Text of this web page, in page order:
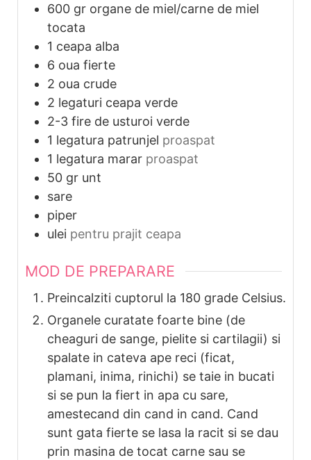
600 gr organe de miel/carne de miel
tocata
1 ceapa alba
6 oua fierte
2 oua crude
2 legaturi ceapa verde
2-3 fire de usturoi verde
1 legatura patrunjel proaspat
1 legatura marar proaspat
50 gr unt
sare
piper
ulei pentru prajit ceapa
MOD DE PREPARARE
Preincalziti cuptorul la 180 grade Celsius.
Organele curatate foarte bine (de
cheaguri de sange, pielite si cartilagii) si
spalate in cateva ape reci (ficat,
plamani, inima, rinichi) se taie in bucati
si se pun la fiert in apa cu sare,
amestecand din cand in cand. Cand
sunt gata fierte se lasa la racit si se dau
prin masina de tocat carne sau se